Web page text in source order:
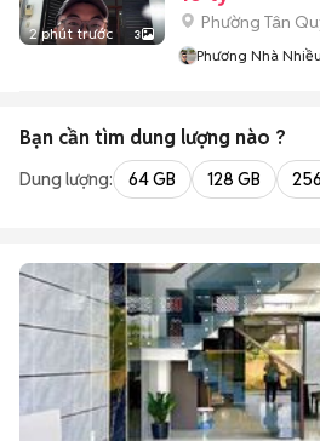
2 phút trước 3
Phường Tân
Phương Nhà
Bạn cần tìm dung lượng nào ?
Dung lượng: 64 GB 128 GB